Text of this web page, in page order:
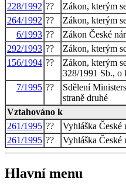
228/1992 ??
Zákon, kterým
264/1992 ??
Zákon, kterým
6/1993 ??
Zákon České
292/1993 ??
Zákon, kterým
156/1994 ??
Zákon, kterým
328/1991 Sb., o
7/1995 ??
Sdělení
straně druhé
Vztahováno k
261/1995 ??
Vyhláška České
261/1995 ?? Vyhláška České
Hlavní menu